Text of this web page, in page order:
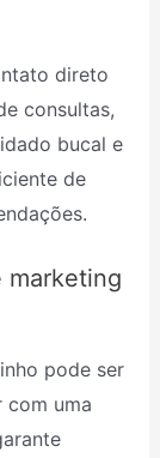
direto
consultas,
bucal e
de
marketing
pode ser
com uma